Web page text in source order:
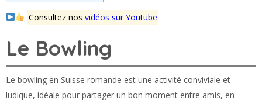
Consultez nos vidéos sur Youtube
Le Bowling
Le bowling en Suisse romande est une activité conviviale et
ludique, idéale pour partager un bon moment entre amis, en